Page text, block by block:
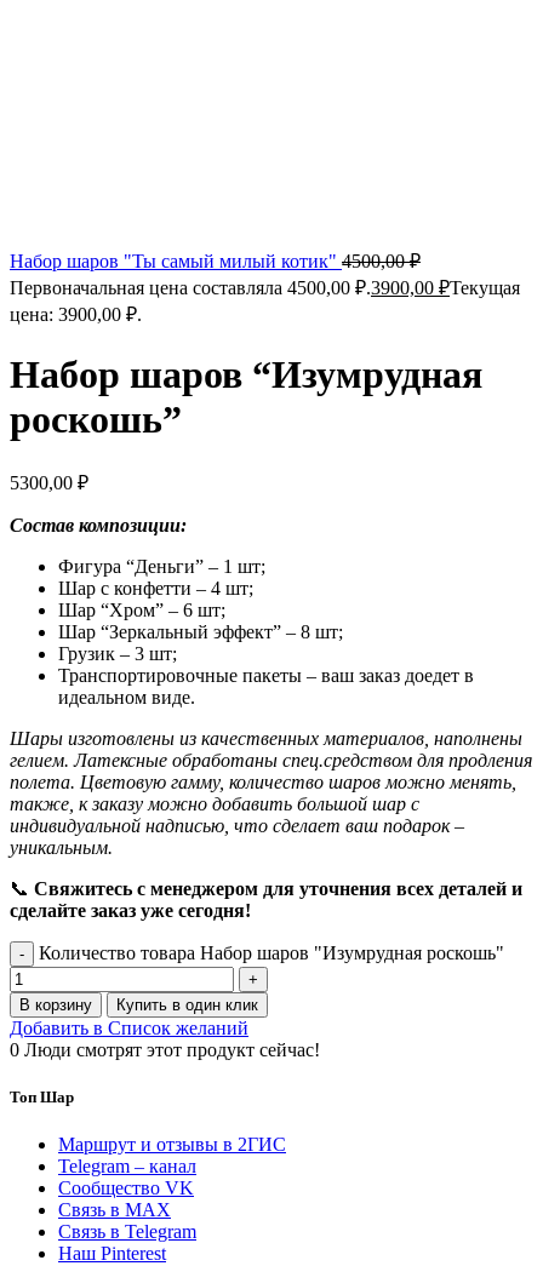
Набор шаров "Ты самый милый котик" 4500,00₽
Первоначальная цена составляла 4500,00 ₽.3900,00 ₽Текущая
цена: 3900,00 ₽.
Набор шаров “Изумрудная
роскошь”
5300,00 ₽
Состав композиции:
Фигура “Деньги” – 1 шт;
Шар с конфетти – 4 шт;
Шар “Хром” – 6 шт;
Шар “Зеркальный эффект” – 8 шт;
Грузик – 3 шт;
Транспортировочные пакеты – ваш заказ доедет в
идеальном виде.
Шары изготовлены из качественных материалов, наполнены
гелием. Латексные обработаны спец.средством для продления
полета. Цветовую гамму, количество шаров можно менять,
также, к заказу можно добавить большой шар с
индивидуальной надписью, что сделает ваш подарок –
уникальным.
📞 Свяжитесь с менеджером для уточнения всех деталей и
сделайте заказ уже сегодня!
Количество товара Набор шаров "Изумрудная роскошь"
В корзину Купить в один клик
Добавить в Список желаний
0 Люди смотрят этот продукт сейчас!
Топ Шар
Маршрут и отзывы в 2ГИС
Telegram – канал
Сообщество VK
Связь в MAX
Связь в Telegram
Наш Pinterest